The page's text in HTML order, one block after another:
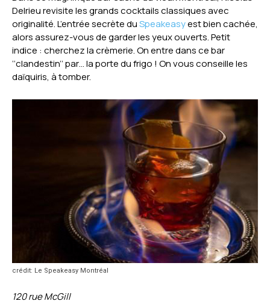
Delrieu revisite les grands cocktails classiques avec
originalité. L’entrée secrète duSpeakeasyest bien cachée,
alors assurez-vous de garder les yeux ouverts. Petit
indice : cherchez la crèmerie. On entre dans ce bar
‘‘clandestin’’ par… la porte du frigo ! On vous conseille les
daïquiris, à tomber.
crédit: Le Speakeasy Montréal
120 rue McGill